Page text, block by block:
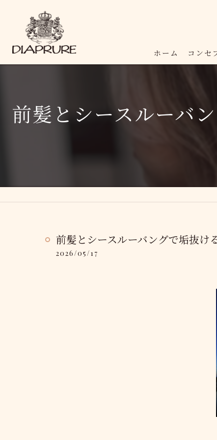
ホーム コンセ
前髪とシースルーバ
前髪とシースルーバングで垢抜け
2026/05/17